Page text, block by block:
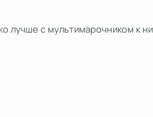
лучше с мультимарочником к